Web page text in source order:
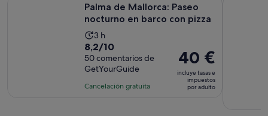
Palma de Mallorca: Paseo
nocturno en barco con pizza
La
duración
de
la
actividad
3 h
8.2
sobre
10
con
8,2/10
50 comentarios de
GetYourGuide
Cancelación gratuita
El
precio
es
de
40 €
incluye tasas e
impuestos
por adulto